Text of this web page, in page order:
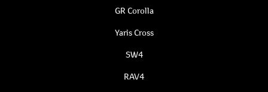
GR Corolla
Yaris Cross
SW4
RAV4